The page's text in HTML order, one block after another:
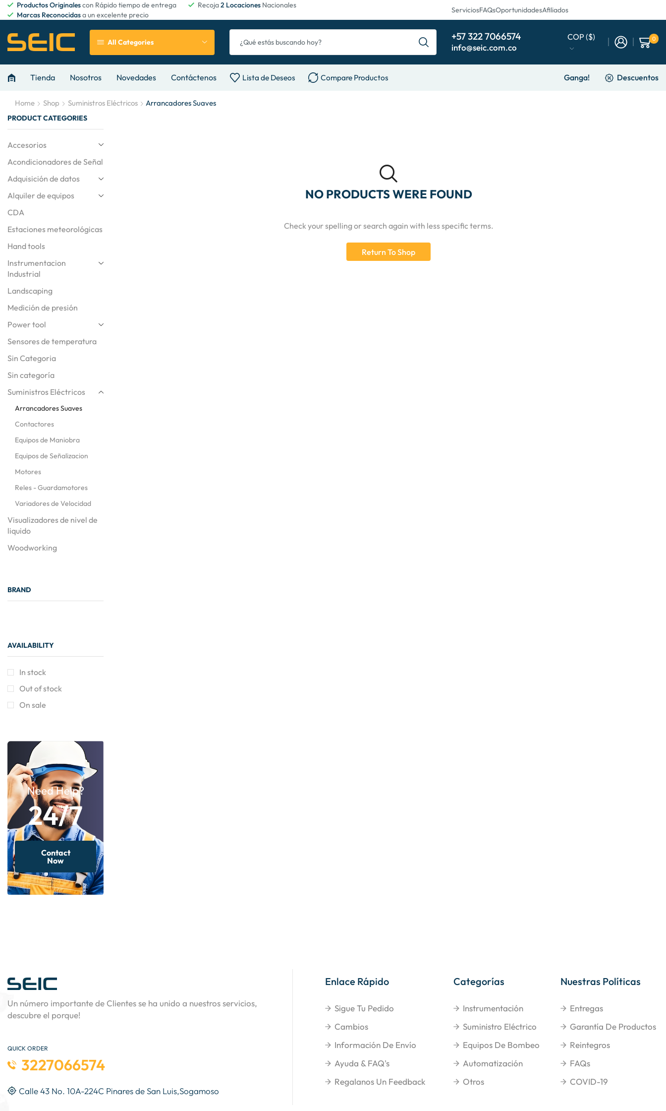
Productos Originalescon Rápido tiempo de entrega Recoja2 Locaciones Nacionales
Marcas Reconocidasa un excelente precio
ServiciosFAQsOportunidadesAfiliados
All Categories +57 322 7066574
info@seic.com.co
COP ($) 0
Tienda Nosotros Novedades Contáctenos Lista de Deseos Compare Productos Ganga! Descuentos
Home Shop Suministros Eléctricos Arrancadores Suaves
NO PRODUCTS WERE FOUND
Check your spelling or search again with less specific terms.
Return To Shop
PRODUCT CATEGORIES
Accesorios
Acondicionadores de Señal
Adquisición de datos
Alquiler de equipos
CDA
Estaciones meteorológicas
Hand tools
Instrumentacion
Industrial
Landscaping
Medición de presión
Power tool
Sensores de temperatura
Sin Categoria
Sin categoría
Suministros Eléctricos
Arrancadores Suaves
Contactores
Equipos de Maniobra
Equipos de Señalizacion
Motores
Reles - Guardamotores
Variadores de Velocidad
Visualizadores de nivel de
liquido
Woodworking
BRAND
AVAILABILITY
In stock
Out of stock
On sale
Need Help?
24/7
Contact
Now
Un número importante de Clientes se ha unido a nuestros servicios,
descubre el porque!
QUICK ORDER
3227066574
Calle 43 No. 10A-224C Pinares de San Luis,Sogamoso
Enlace Rápido
Sigue Tu Pedido
Cambios
Información De Envío
Ayuda & FAQ's
Regalanos Un Feedback
Categorías
Instrumentación
Suministro Eléctrico
Equipos De Bombeo
Automatización
Otros
Nuestras Políticas
Entregas
Garantía De Productos
Reintegros
FAQs
COVID-19